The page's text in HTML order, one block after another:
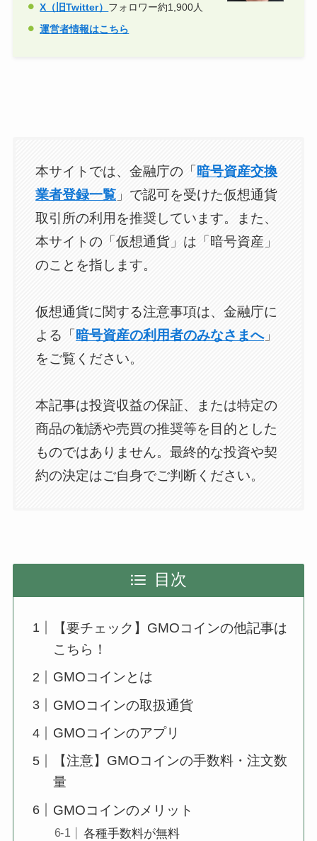
X（旧Twitter） フォロワー約1,900人
運営者情報はこちら
本サイトでは、金融庁の「 暗号資産交換
業者登録一覧 」で認可を受けた仮想通貨
取引所の利用を推奨しています。また、
本サイトの「仮想通貨」は「暗号資産」
のことを指します。
仮想通貨に関する注意事項は、金融庁に
よる「 暗号資産の利用者のみなさまへ」
をご覧ください。
本記事は投資収益の保証、または特定の
商品の勧誘や売買の推奨等を目的とした
ものではありません。最終的な投資や契
約の決定はご自身でご判断ください。
目次
【要チェック】GMOコインの他記事は
こちら！
GMOコインとは
GMOコインの取扱通貨
GMOコインのアプリ
【注意】GMOコインの手数料・注文数
量
GMOコインのメリット
各種手数料が無料